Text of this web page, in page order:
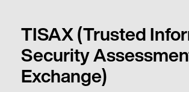
TISAX (Trusted
Security
Exchange)